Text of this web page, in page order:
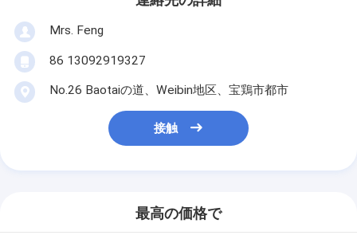
Mrs. Feng
86 13092919327
No.26 Baotaiの道、Weibin地区、宝鶏市都市
接触
最高の価格で